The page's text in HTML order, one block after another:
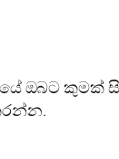
කුමක්